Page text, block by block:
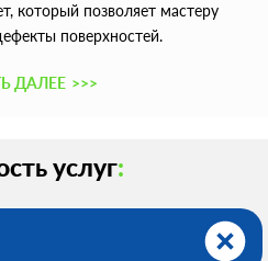
который позволяет мастеру
поверхностей.
ДАЛЕЕ >>>
услуг: